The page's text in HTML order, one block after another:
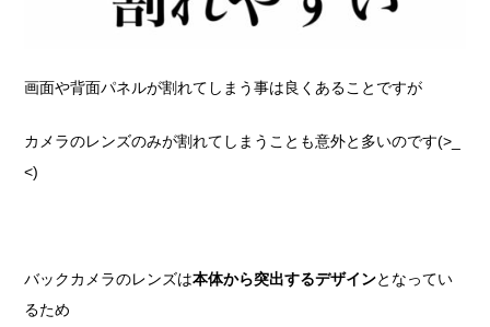
画面や背面パネルが割れてしまう事は良くあることですが
カメラのレンズのみが割れてしまうことも意外と多いのです(>_
<)
バックカメラのレンズは本体から突出するデザインとなってい
るため